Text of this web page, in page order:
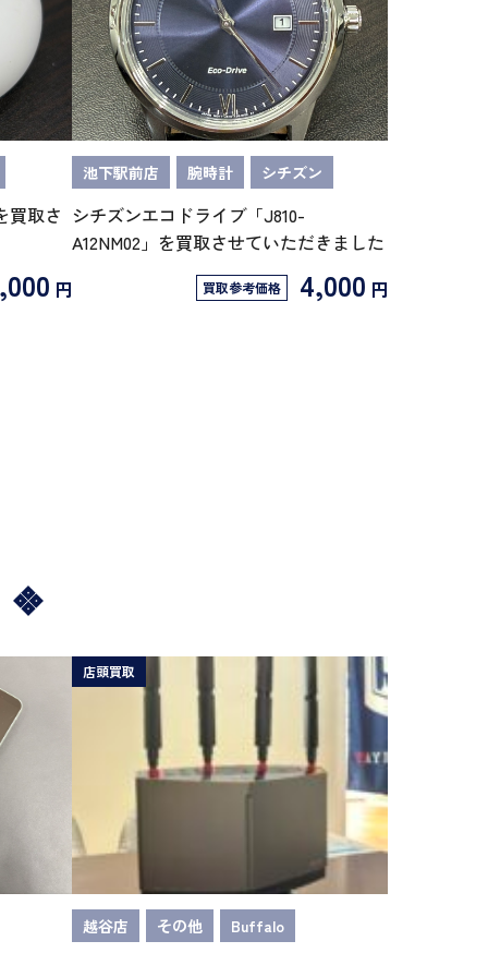
買取さ
円
池下駅前店 腕時計 シチズン
シチズンエコドライブ「J810-
A12NM02」を買取させていただきました
買取参考価格 4,000 円
店頭買取
越谷店 その他 Buffalo